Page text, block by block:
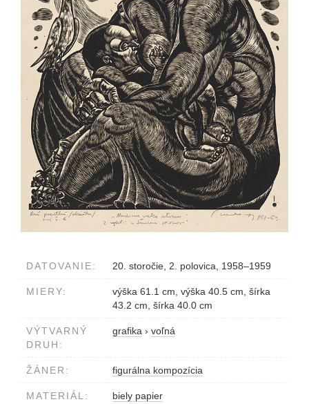
DATOVANIE: 20. storočie, 2. polovica, 1958–1959
MIERY:
výška 61.1 cm, výška 40.5 cm, šírka
43.2 cm, šírka 40.0 cm
VÝTVARNÝ
DRUH:
grafika › voľná
ŽÁNER: figurálna kompozícia
MATERIÁL: biely papier